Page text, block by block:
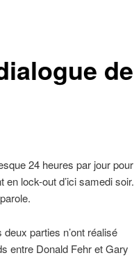
de
24 heures par jour pour
lock-out d’ici samedi soir.
parties n’ont réalisé
entre Donald Fehr et Gary